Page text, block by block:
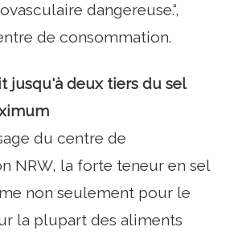
dangereuse.“,
de consommation.
jusqu'à deux tiers du sel
du centre de
NRW, la forte teneur en sel
non seulement pour le
la plupart des aliments